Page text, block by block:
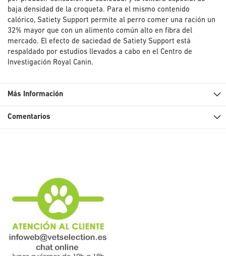
baja densidad de la croqueta. Para el mismo contenido
calórico, Satiety Support permite al perro comer una ración un
32% mayor que con un alimento común alto en fibra del
mercado. El efecto de saciedad de Satiety Support está
respaldado por estudios llevados a cabo en el Centro de
Investigación Royal Canin.
Más Información
Comentarios